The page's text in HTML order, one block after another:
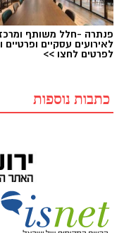
פנתרה -חלל משותף
לאירועים עסקיים ופרטיים
לפרטים לחצו >>
כתבות נוספות